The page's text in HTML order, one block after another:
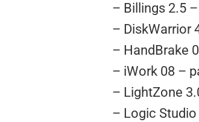
– Billings 2.5
– DiskWarrior
– HandBrake
– iWork 08 –
– LightZone
– Logic